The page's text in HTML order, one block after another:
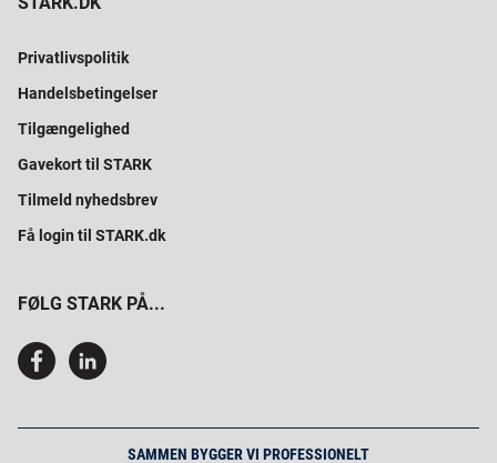
Privatlivspolitik
Handelsbetingelser
Tilgængelighed
Gavekort til STARK
Tilmeld nyhedsbrev
Få login til STARK.dk
FØLG STARK PÅ...
SAMMEN BYGGER VI PROFESSIONELT